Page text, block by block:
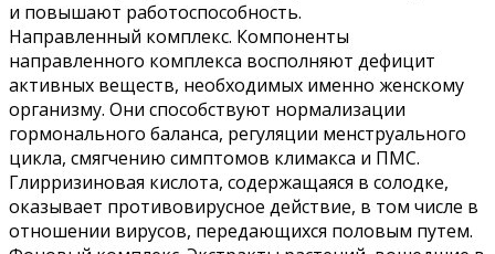
и повышают работоспособность.
Направленный комплекс. Компоненты
направленного комплекса восполняют дефицит
активных веществ, необходимых именно женскому
организму. Они способствуют нормализации
гормонального баланса, регуляции менструального
цикла, смягчению симптомов климакса и ПМС.
Глирризиновая кислота, содержащаяся в солодке,
оказывает противовирусное действие, в том числе в
отношении вирусов, передающихся половым путем.